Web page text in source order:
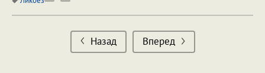
Назад Вперед